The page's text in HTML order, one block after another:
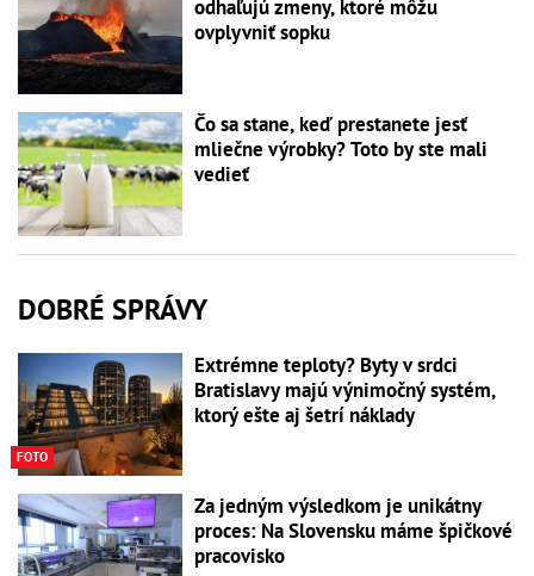
odhaľujú zmeny, ktoré môžu
ovplyvniť sopku
Čo sa stane, keď prestanete jesť
mliečne výrobky? Toto by ste mali
vedieť
DOBRÉ SPRÁVY
FOTO
Extrémne teploty? Byty v srdci
Bratislavy majú výnimočný systém,
ktorý ešte aj šetrí náklady
Za jedným výsledkom je unikátny
proces: Na Slovensku máme špičkové
pracovisko